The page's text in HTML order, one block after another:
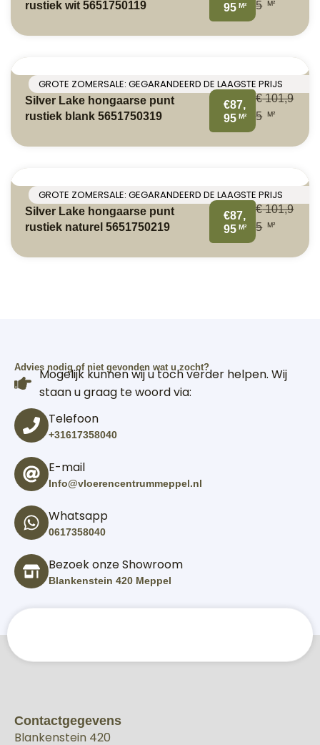
rustiek wit 5651750119
95 M²
5
M²
GROTE ZOMERSALE: GEGARANDEERD DE LAAGSTE PRIJS
Silver Lake hongaarse punt
rustiek blank 5651750319
€87,
95 M²
€101,9
5
M²
GROTE ZOMERSALE: GEGARANDEERD DE LAAGSTE PRIJS
Silver Lake hongaarse punt
rustiek naturel 5651750219
€87,
95 M²
€101,9
5
M²
Advies nodig of niet gevonden wat u zocht?
Mogelijk kunnen wij u toch verder helpen. Wij
staan u graag te woord via:
Telefoon
+31617358040
E-mail
Info@vloerencentrummeppel.nl
Whatsapp
0617358040
Bezoek onze Showroom
Blankenstein 420 Meppel
Contactgegevens
Blankenstein 420